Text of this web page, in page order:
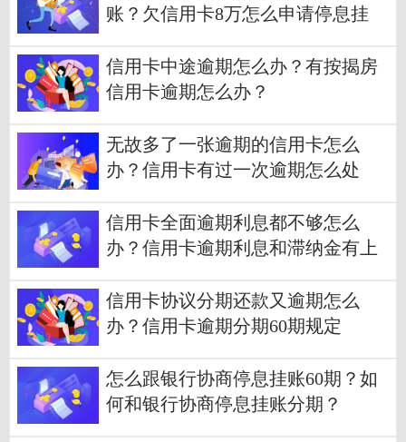
账？欠信用卡8万怎么申请停息挂
信用卡中途逾期怎么办？有按揭房
信用卡逾期怎么办？
无故多了一张逾期的信用卡怎么
办？信用卡有过一次逾期怎么处
信用卡全面逾期利息都不够怎么
办？信用卡逾期利息和滞纳金有上
信用卡协议分期还款又逾期怎么
办？信用卡逾期分期60期规定
怎么跟银行协商停息挂账60期？如
何和银行协商停息挂账分期？